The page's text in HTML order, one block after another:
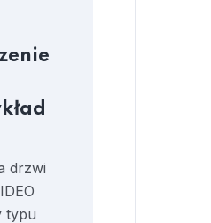
drzwi
typu